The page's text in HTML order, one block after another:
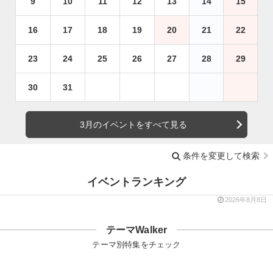
16 17 18 19 20 21 22
23 24 25 26 27 28 29
30 31
3月のイベントをすべて見る
条件を変更して検索
イベントランキング
2026年8月8日
テーマWalker
テーマ別特集をチェック